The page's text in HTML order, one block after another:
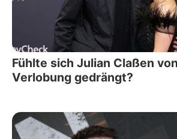
Fühlte sich Julian Claßen
Verlobung gedrängt?